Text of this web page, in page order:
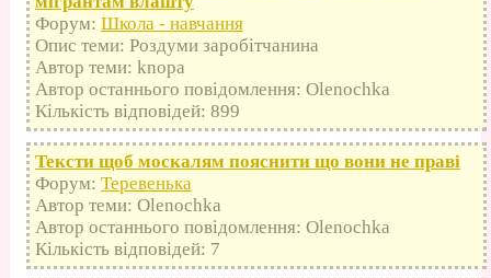
Форум: Школа - навчання
Опис теми: Роздуми заробітчанина
Автор теми: knopa
Автор останнього повідомлення: Olenochka
Кількість відповідей: 899
Тексти щоб москалям пояснити що вони не праві
Форум: Теревенька
Автор теми: Olenochka
Автор останнього повідомлення: Olenochka
Кількість відповідей: 7